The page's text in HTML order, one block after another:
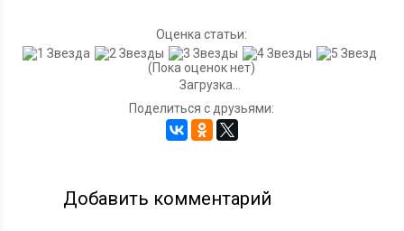
Оценка статьи:
(Пока оценок нет)
Загрузка...
Поделиться с друзьями:
Добавить комментарий